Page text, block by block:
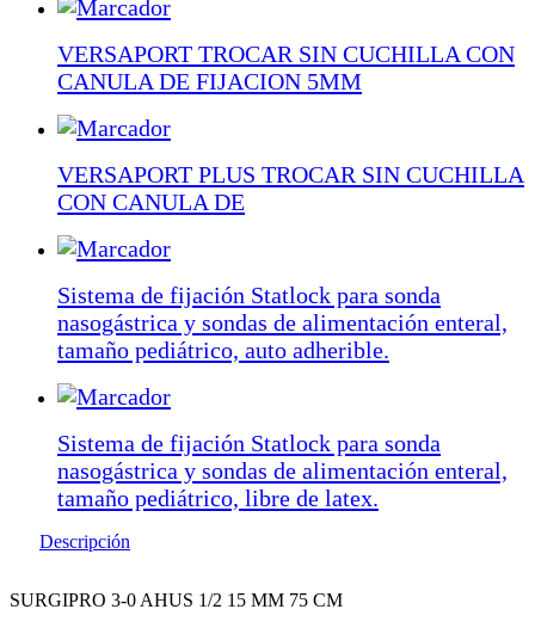
VERSAPORT TROCAR SIN CUCHILLA CON
CANULA DE FIJACION 5MM
VERSAPORT PLUS TROCAR SIN CUCHILLA
CON CANULA DE
Sistema de fijación Statlock para sonda
nasogástrica y sondas de alimentación enteral,
tamaño pediátrico, auto adherible.
Sistema de fijación Statlock para sonda
nasogástrica y sondas de alimentación enteral,
tamaño pediátrico, libre de latex.
Descripción
SURGIPRO 3-0 AHUS 1/2 15 MM 75 CM